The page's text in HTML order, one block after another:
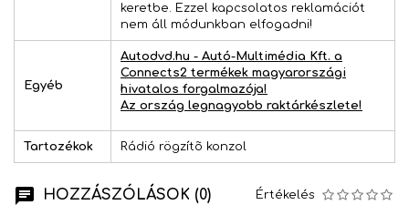
keretbe. Ezzel kapcsolatos reklamációt
nem áll módunkban elfogadni!
Egyéb
Autodvd.hu - Autó-Multimédia Kft. a
Connects2 termékek magyarországi
hivatalos forgalmazója!
Az ország legnagyobb raktárkészlete!
Tartozékok Rádió rögzítõ konzol
HOZZÁSZÓLÁSOK (0) Értékelés